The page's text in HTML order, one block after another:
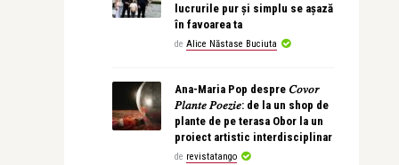
lucrurile pur și simplu se așază
în favoarea ta
de Alice Năstase Buciuta
Ana-Maria Pop despre 𝐶𝑜𝑣𝑜𝑟
𝑃𝑙𝑎𝑛𝑡𝑒 𝑃𝑜𝑒𝑧𝑖𝑒: de la un shop de
plante de pe terasa Obor la un
proiect artistic interdisciplinar
de revistatango